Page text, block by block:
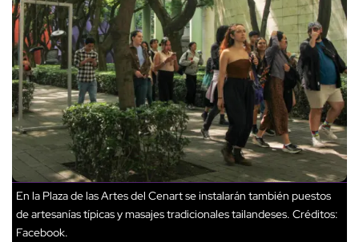
En la Plaza de las Artes del Cenart se instalarán también puestos
de artesanías típicas y masajes tradicionales tailandeses. Créditos:
Facebook.